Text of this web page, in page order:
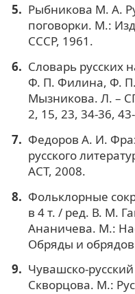
Рыбникова М. А.
поговорки. М.:
СССР, 1961.
Словарь русских
Ф. П. Филина, Ф.
Мызникова. Л. –
2, 15, 23, 34-36,
Федоров А. И.
русского
АСТ, 2008.
Фольклорные
в 4 т. / ред. В. М.
Ананичева. М.:
Обряды и
Чувашско-
Скворцова. М.: